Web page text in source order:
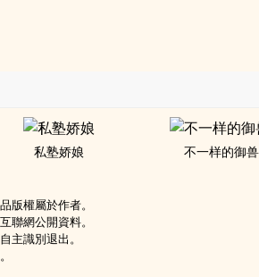
私塾娇娘 不一样的御
版權屬於作者。
聯網公開資料。
主識別退出。